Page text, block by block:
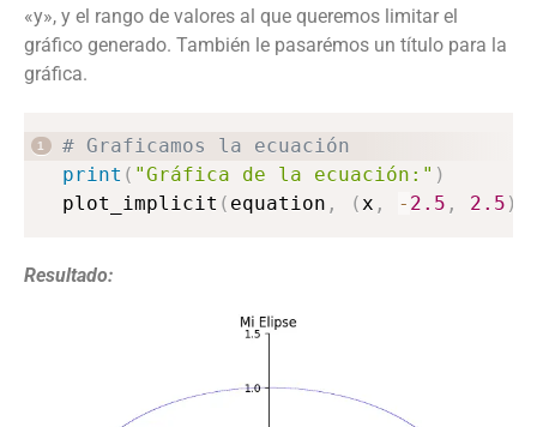
«y», y el rango de valores al que queremos limitar el
gráfico generado. También le pasarémos un título para la
gráfica.
# Graficamos la ecuación
print ( "Gráfica de la ecuación:" )
plot_implicit ( equation , (x , - 2.5 , 2.5 )
Resultado: